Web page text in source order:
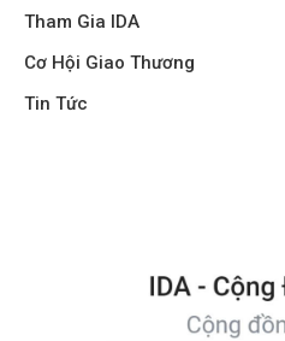
Tham Gia IDA
Cơ Hội Giao Thương
Tin Tức